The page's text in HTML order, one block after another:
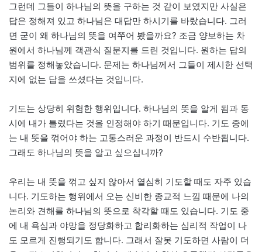
그런데 그들이 하나님의 뜻을 구하는 것 같이 보였지만 사실은
답은 정해져 있고 하나님은 대답만 하시기를 바랐습니다. 그러
면 굳이 왜 하나님의 뜻을 여쭈어 봤을까요? 조금 양보하는 차
원에서 하나님께 객관식 질문지를 드린 것입니다. 원하는 답의
범위를 정해놓았습니다. 문제는 하나님께서 그들이 제시한 선택
지에 없는 답을 쓰셨다는 것입니다.
기도는 상당히 위험한 행위입니다. 하나님의 뜻을 알게 됨과 동
시에 내가 틀렸다는 것을 인정해야 하기 때문입니다. 기도 중에
는 내 뜻을 꺾어야 하는 고통스러운 과정이 반드시 수반됩니다.
그래도 하나님의 뜻을 알고 싶으십니까?
우리는 내 뜻을 꺾고 싶지 않아서 열심히 기도할 때도 자주 있습
니다. 기도하는 행위에서 오는 신비한 종교적 느낌 때문에 나의
논리와 견해를 하나님의 뜻으로 착각할 때도 있습니다. 기도 중
에 내 욕심과 야망을 정당화하고 합리화하는 심리적 작업이 나
도 모르게 진행되기도 합니다. 그래서 잘못 기도하면 사람이 더